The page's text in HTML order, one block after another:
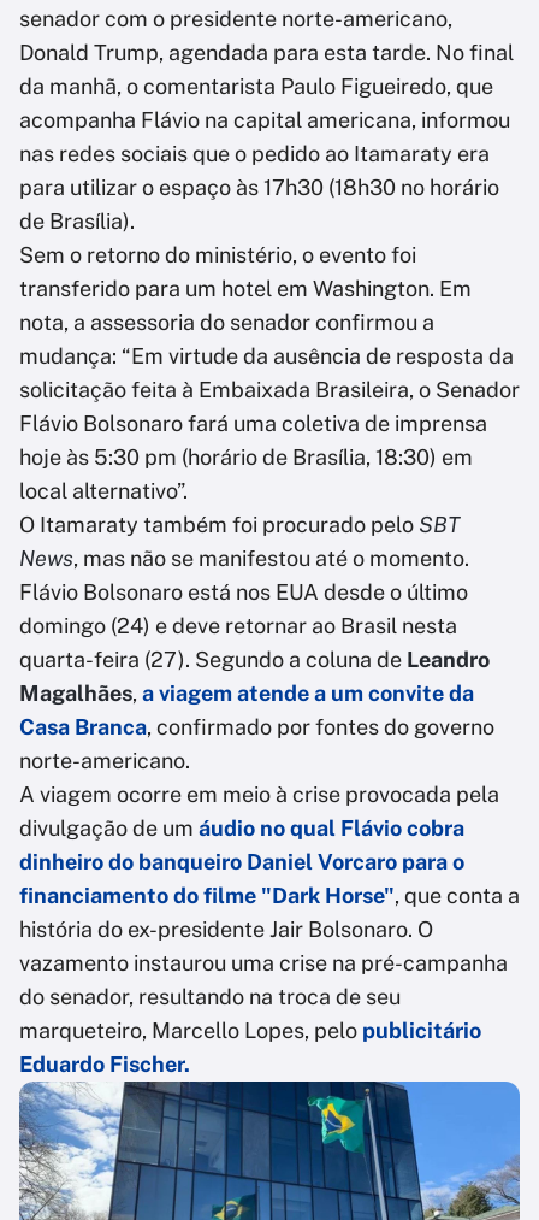
senador com o presidente norte-americano,
Donald Trump, agendada para esta tarde. No final
da manhã, o comentarista Paulo Figueiredo, que
acompanha Flávio na capital americana, informou
nas redes sociais que o pedido ao Itamaraty era
para utilizar o espaço às 17h30 (18h30 no horário
de Brasília).
Sem o retorno do ministério, o evento foi
transferido para um hotel em Washington. Em
nota, a assessoria do senador confirmou a
mudança: “Em virtude da ausência de resposta da
solicitação feita à Embaixada Brasileira, o Senador
Flávio Bolsonaro fará uma coletiva de imprensa
hoje às 5:30 pm (horário de Brasília, 18:30) em
local alternativo”.
O Itamaraty também foi procurado pelo SBT
News, mas não se manifestou até o momento.
Flávio Bolsonaro está nos EUA desde o último
domingo (24) e deve retornar ao Brasil nesta
quarta-feira (27). Segundo a coluna de Leandro
Magalhães, a viagem atende a um convite da
Casa Branca, confirmado por fontes do governo
norte-americano.
A viagem ocorre em meio à crise provocada pela
divulgação de um áudio no qual Flávio cobra
dinheiro do banqueiro Daniel Vorcaro para o
financiamento do filme "Dark Horse", que conta a
história do ex-presidente Jair Bolsonaro. O
vazamento instaurou uma crise na pré-campanha
do senador, resultando na troca de seu
marqueteiro, Marcello Lopes, pelo publicitário
Eduardo Fischer.